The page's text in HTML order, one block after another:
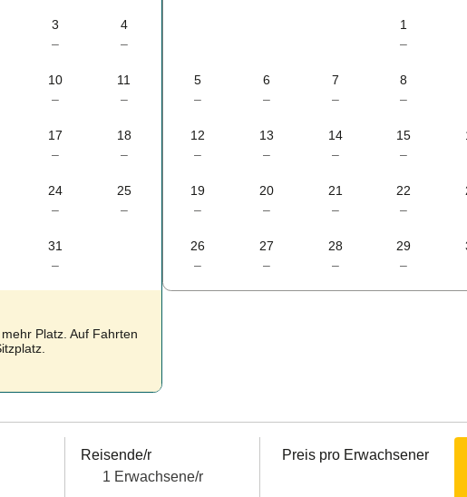
3
–
4
–
10
–
11
–
17
–
18
–
24
–
25
–
31
–
Platz. Auf Fahrten
1
–
5
–
6
–
7
–
8
–
12
–
13
–
14
–
15
–
19
–
20
–
21
–
22
–
26
–
27
–
28
–
29
–
Reisende/r
1 Erwachsene/r
Preis pro Erwachsener